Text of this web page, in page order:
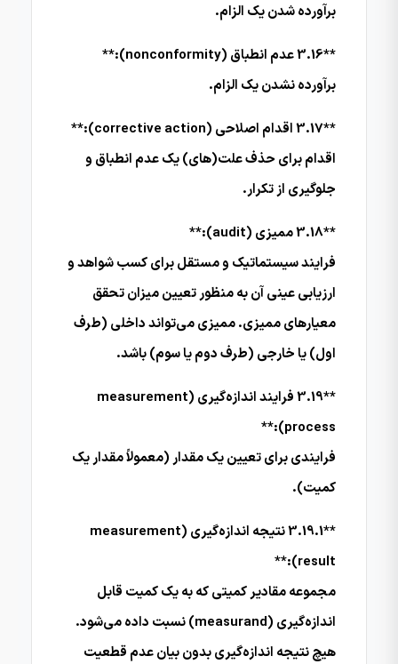
برآورده شدن یک الزام.
**3.16 عدم انطباق (nonconformity):**
برآورده نشدن یک الزام.
**3.17 اقدام اصلاحی (corrective action):**
اقدام برای حذف علت(های) یک عدم انطباق و
جلوگیری از تکرار.
**3.18 ممیزی (audit):**
فرایند سیستماتیک و مستقل برای کسب شواهد و
ارزیابی عینی آن به منظور تعیین میزان تحقق
معیارهای ممیزی. ممیزی می‌تواند داخلی (طرف
اول) یا خارجی (طرف دوم یا سوم) باشد.
**3.19 فرایند اندازه‌گیری (measurement
process):**
فرایندی برای تعیین یک مقدار (معمولاً مقدار یک
کمیت).
**3.19.1 نتیجه اندازه‌گیری (measurement
result):**
مجموعه مقادیر کمیتی که به یک کمیت قابل
اندازه‌گیری (measurand) نسبت داده می‌شود.
هیچ نتیجه اندازه‌گیری بدون بیان عدم قطعیت